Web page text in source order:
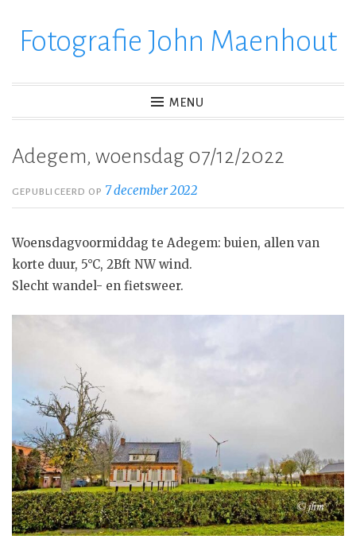
verderFotografie John Maenhout
MENU
Adegem, woensdag 07/12/2022
GEPUBLICEERD OP 7 december 2022
Woensdagvoormiddag te Adegem: buien, allen van
korte duur, 5°C, 2Bft NW wind.
Slecht wandel- en fietsweer.